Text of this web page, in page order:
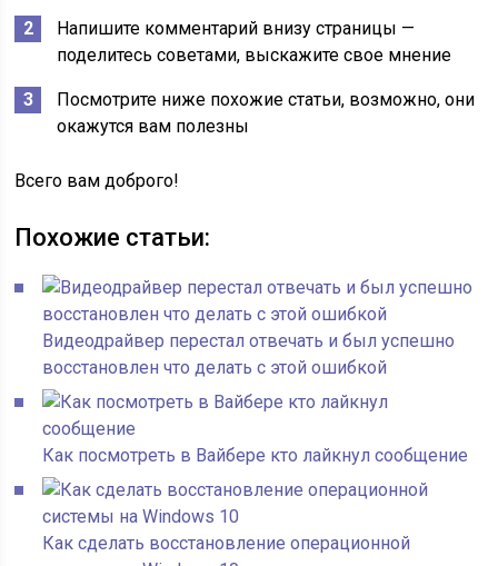
Напишите комментарий внизу страницы —
поделитесь советами, выскажите свое мнение
Посмотрите ниже похожие статьи, возможно, они
окажутся вам полезны
Всего вам доброго!
Похожие статьи:
Видеодрайвер перестал отвечать и был успешно
восстановлен что делать с этой ошибкой
Как посмотреть в Вайбере кто лайкнул сообщение
Как сделать восстановление операционной